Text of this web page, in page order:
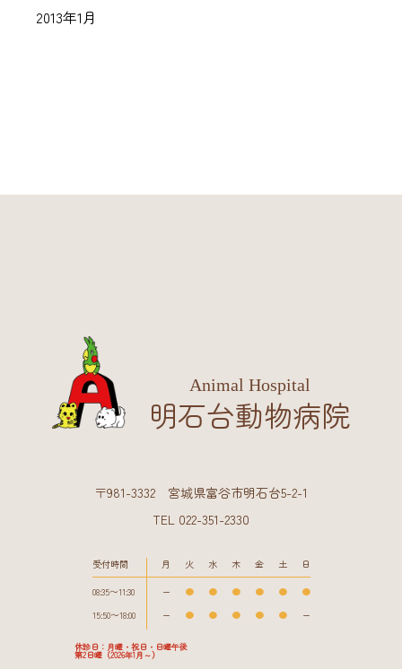
2013年1月
Animal Hospital
明石台動物病院
〒981-3332 宮城県富谷市明石台5-2-1
TEL 022-351-2330
受付時間 月 火 水 木 金 土 日
08:35〜11:30 ー ● ● ● ● ●
●
15:50〜18:00
ー ● ● ● ● ● ー
休診日：月曜・祝日・日曜午後
第2日曜（2026年1月～）